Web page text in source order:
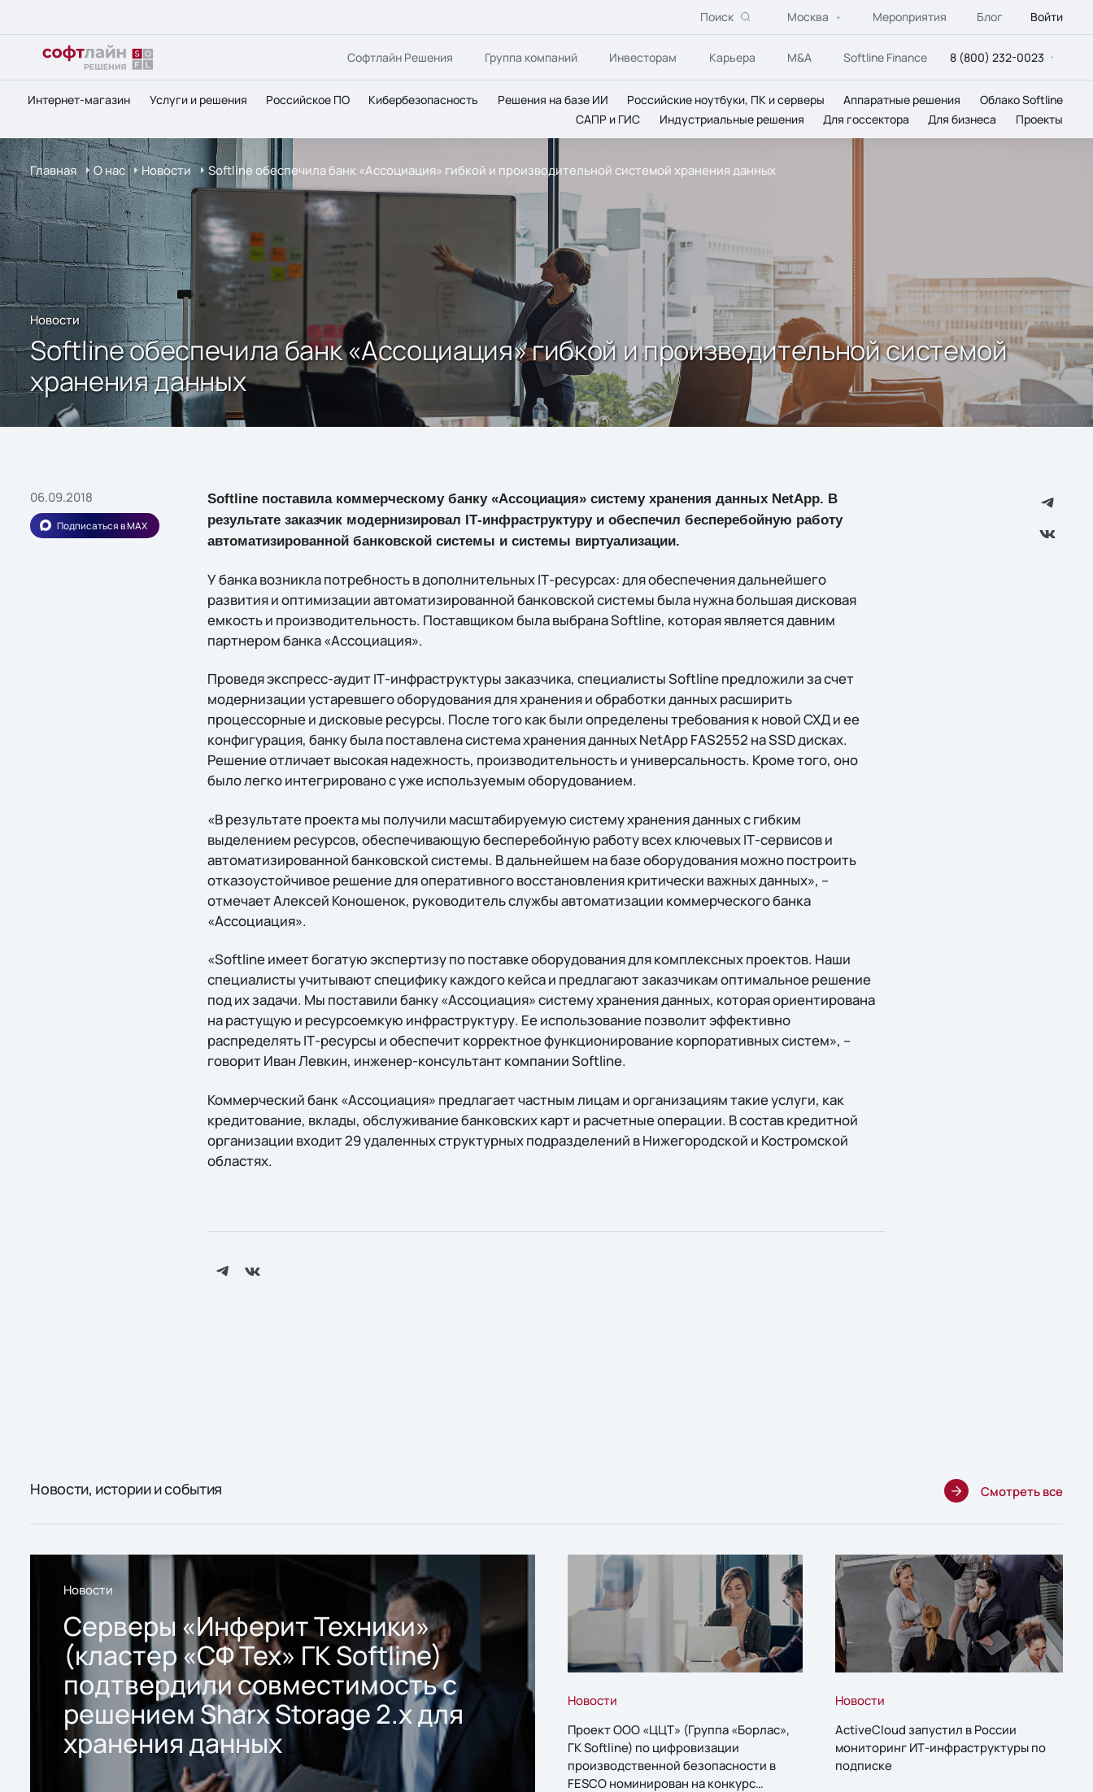
Поиск Москва Мероприятия Блог Войти
Софтлайн Решения Группа компаний Инвесторам Карьера M&A Softline Finance 8 (800) 232-0023
Интернет-магазин Услуги и решения Российское ПО Кибербезопасность Решения на базе ИИ Российские ноутбуки, ПК и серверы Аппаратные решения
Облако Softline
САПР и ГИС
Индустриальные решения Для госсектора Для бизнеса Проекты
Главная О нас Новости Softline обеспечила банк «Ассоциация» гибкой и производительной системой хранения данных
Новости
Softline обеспечила банк «Ассоциация» гибкой и производительной системой
хранения данных
06.09.2018
Подписаться в MAX
Softline поставила коммерческому банку «Ассоциация» систему хранения данных NetApp. В
результате заказчик модернизировал IТ-инфраструктуру и обеспечил бесперебойную работу
автоматизированной банковской системы и системы виртуализации.
У банка возникла потребность в дополнительных IТ-ресурсах: для обеспечения дальнейшего
развития и оптимизации автоматизированной банковской системы была нужна большая дисковая
емкость и производительность. Поставщиком была выбрана Softline, которая является давним
партнером банка «Ассоциация».
Проведя экспресс-аудит IТ-инфраструктуры заказчика, специалисты Softline предложили за счет
модернизации устаревшего оборудования для хранения и обработки данных расширить
процессорные и дисковые ресурсы. После того как были определены требования к новой СХД и ее
конфигурация, банку была поставлена система хранения данных NetApp FAS2552 на SSD дисках.
Решение отличает высокая надежность, производительность и универсальность. Кроме того, оно
было легко интегрировано с уже используемым оборудованием.
«В результате проекта мы получили масштабируемую систему хранения данных с гибким
выделением ресурсов, обеспечивающую бесперебойную работу всех ключевых IТ-сервисов и
автоматизированной банковской системы. В дальнейшем на базе оборудования можно построить
отказоустойчивое решение для оперативного восстановления критически важных данных», –
отмечает Алексей Коношенок, руководитель службы автоматизации коммерческого банка
«Ассоциация».
«Softline имеет богатую экспертизу по поставке оборудования для комплексных проектов. Наши
специалисты учитывают специфику каждого кейса и предлагают заказчикам оптимальное решение
под их задачи. Мы поставили банку «Ассоциация» систему хранения данных, которая ориентирована
на растущую и ресурсоемкую инфраструктуру. Ее использование позволит эффективно
распределять IТ-ресурсы и обеспечит корректное функционирование корпоративных систем», –
говорит Иван Левкин, инженер-консультант компании Softline.
Коммерческий банк «Ассоциация» предлагает частным лицам и организациям такие услуги, как
кредитование, вклады, обслуживание банковских карт и расчетные операции. В состав кредитной
организации входит 29 удаленных структурных подразделений в Нижегородской и Костромской
областях.
Новости, истории и события Смотреть все
Новости
Серверы «Инферит Техники»
(кластер «СФ Тех» ГК Softline)
подтвердили совместимость с
решением Sharx Storage 2.x для
хранения данных
Новости
Проект ООО «ЦЦТ» (Группа «Борлас»,
ГК Softline) по цифровизации
производственной безопасности в
FESCO номинирован на конкурс
Новости
ActiveCloud запустил в России
мониторинг ИТ-инфраструктуры по
подписке